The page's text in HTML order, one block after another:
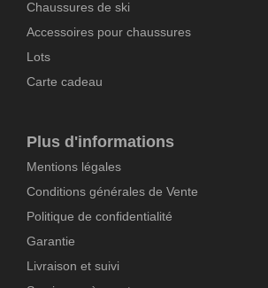
Chaussures de ski
Accessoires pour chaussures
Lots
Carte cadeau
Plus d'informations
Mentions légales
Conditions générales de Vente
Politique de confidentialité
Garantie
Livraison et suivi